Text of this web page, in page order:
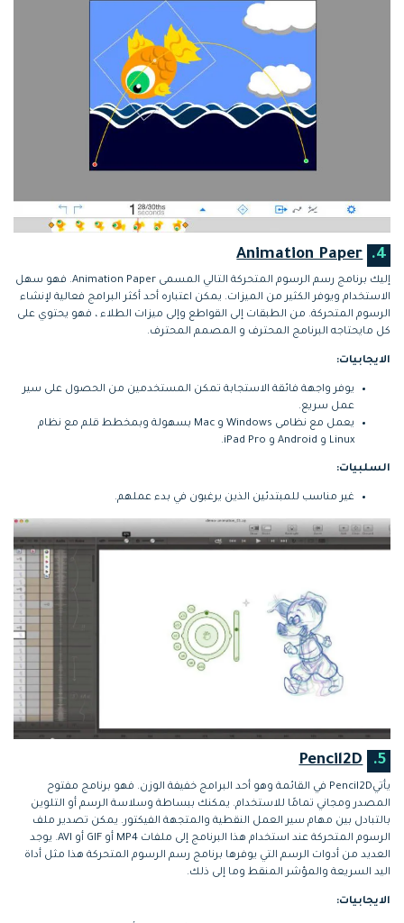
4.
Animation Paper
إليك برنامج رسم الرسوم المتحركة التالي المسمى Animation Paper. فهو سهل
الاستخدام ويوفر الكثير من الميزات. يمكن اعتباره أحد أكثر البرامج فعالية لإنشاء
الرسوم المتحركة. من الطبقات إلى القواطع وإلى ميزات الطلاء ، فهو يحتوي على
كل مايحتاجه البرنامج المحترف و المصمم المحترف.
الايجابيات:
يوفر واجهة فائقة الاستجابة تمكن المستخدمين من الحصول على سير
عمل سريع.
يعمل مع نظامى Windows و Mac بسهولة وبمخطط قلم مع نظام
Linux و Android و iPad Pro.
السلبيات:
غير مناسب للمبتدئين الذين يرغبون في بدء عملهم.
5.
Pencil2D
يأتيPencil2D في القائمة وهو أحد البرامج خفيفة الوزن. فهو برنامج مفتوح
المصدر ومجاني تمامًا للاستخدام. يمكنك ببساطة وسلاسة الرسم أو التلوين
بالتبادل بين مهام سير العمل النقطية والمتجهة الفيكتور. يمكن تصدير ملف
الرسوم المتحركة عند استخدام هذا البرنامج إلى ملفات MP4 أو GIF أو AVI. يوجد
العديد من أدوات الرسم التي يوفرها برنامج رسم الرسوم المتحركة هذا مثل أداة
اليد السريعة والمؤشر المنقط وما إلى ذلك.
الايجابيات: